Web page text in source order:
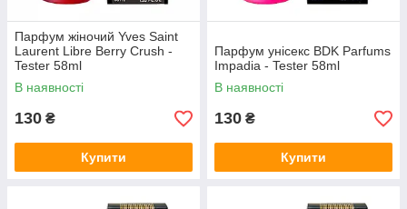
Парфум жіночий Yves Saint
Laurent Libre Berry Crush -
Tester 58ml
В наявності
130 ₴
Купити
Парфум унісекс BDK Parfums
Impadia - Tester 58ml
В наявності
130 ₴
Купити